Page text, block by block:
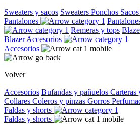
Sweaters y sacos Sweaters Ponchos Sacos
Pantalones
Remeras y tops
Blazer Accesorios
Accesorios
Volver
Accesorios Bufandas y pañuelos Carteras
Collares Coleros y pinzas Gorros
Faldas y shorts
Faldas y shorts